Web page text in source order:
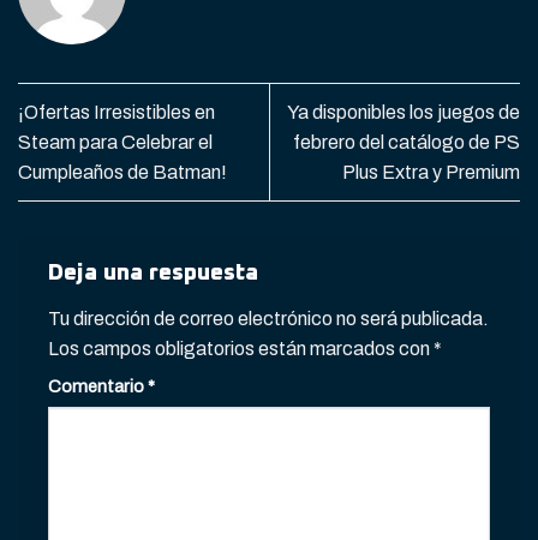
¡Ofertas Irresistibles en
Steam para Celebrar el
Cumpleaños de Batman!
Ya disponibles los juegos de
febrero del catálogo de PS
Plus Extra y Premium
Deja una respuesta
Tu dirección de correo electrónico no será publicada.
Los campos obligatorios están marcados con*
Comentario*